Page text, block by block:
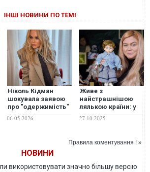
ІНШІ НОВИНИ ПО ТЕМІ
Ніколь Кідман
шокувала заявою
про "одержимість"
росіянами
06.05.2026
Живе з
найстрашнішою
лялькою країни: у
Британії жінка
зібрала колекцію
27.10.2025
Правила коментування ! »
НОВИНИ
використовувати значно більшу версію